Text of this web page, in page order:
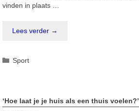
vinden in plaats …
Lees verder →
Categorieën
Sport
‘Hoe laat je je huis als een thuis voelen?’